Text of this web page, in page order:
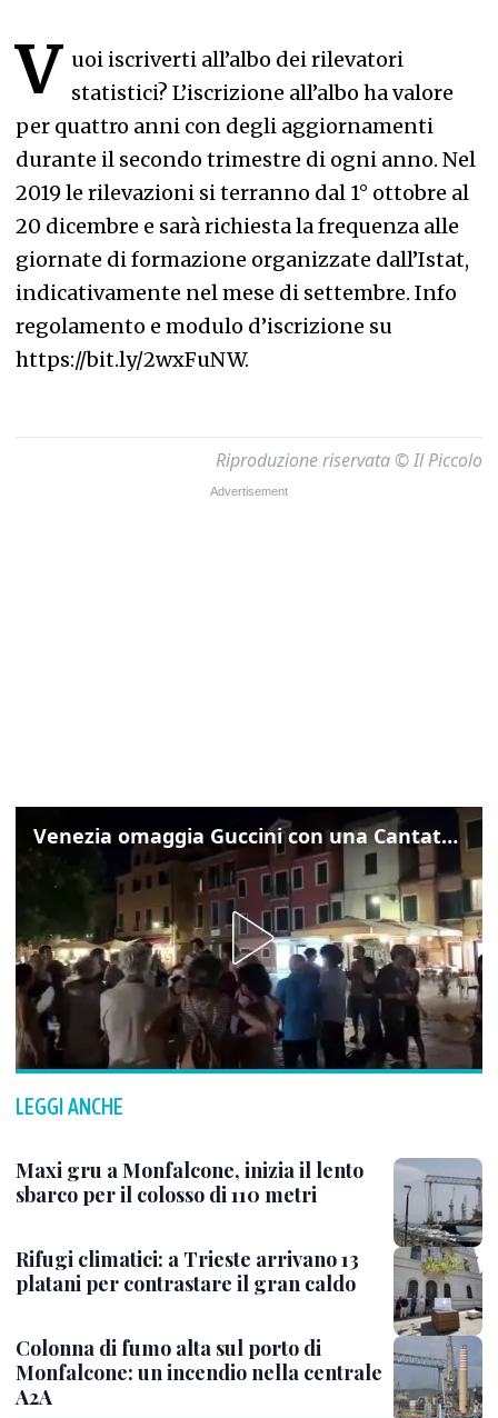
V uoi iscriverti all’albo dei rilevatori
statistici? L’iscrizione all’albo ha valore
per quattro anni con degli aggiornamenti
durante il secondo trimestre di ogni anno. Nel
2019 le rilevazioni si terranno dal 1° ottobre al
20 dicembre e sarà richiesta la frequenza alle
giornate di formazione organizzate dall’Istat,
indicativamente nel mese di settembre. Info
regolamento e modulo d’iscrizione su
https://bit.ly/2wxFuNW.
Riproduzione riservata © Il Piccolo
Venezia omaggia Guccini con una Cantata Anarchica in campo Santa Margherita
LEGGI ANCHE
Maxi gru a Monfalcone, inizia il lento
sbarco per il colosso di 110 metri
Rifugi climatici: a Trieste arrivano 13
platani per contrastare il gran caldo
Colonna di fumo alta sul porto di
Monfalcone: un incendio nella centrale
A2A